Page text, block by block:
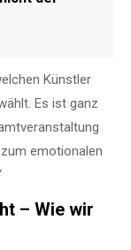
Künstler
Es ist ganz
emotionalen
– Wie wir